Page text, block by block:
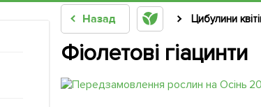
Назад Цибулини
Фіолетові гіацинти